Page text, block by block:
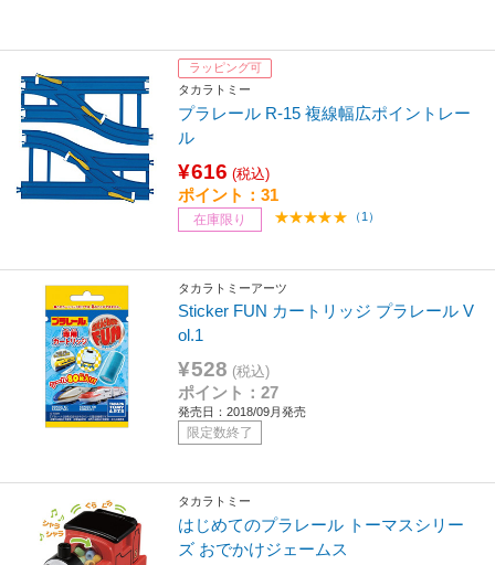
ラッピング可
タカラトミー
プラレール R-15 複線幅広ポイントレー
ル
¥616 (税込)
ポイント：31
在庫限り （1）
タカラトミーアーツ
Sticker FUN カートリッジ プラレール V
ol.1
¥528 (税込)
ポイント：27
発売日：2018/09月発売
限定数終了
タカラトミー
はじめてのプラレール トーマスシリー
ズ おでかけジェームス